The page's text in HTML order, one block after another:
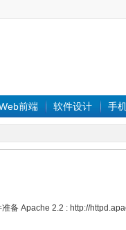
前端 软件设计 手
备 Apache 2.2 : http://